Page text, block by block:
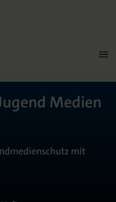
Medien
mit